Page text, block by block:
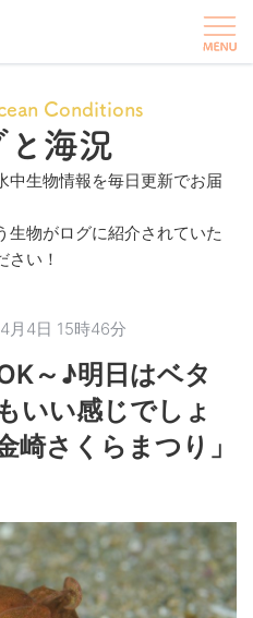
Conditions
と海況
中生物情報を毎日更新でお届
生物がログに紹介されていた
さい！
月4日 15時46分
～♪明日はベタ
いい感じでしょ
崎さくらまつり」